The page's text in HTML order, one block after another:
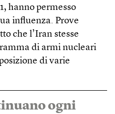
hanno permesso
influenza. Prove
che l’Iran stesse
di armi nucleari
di varie
ogni